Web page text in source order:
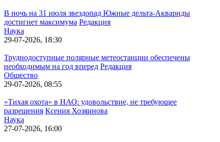
В ночь на 31 июля звездопад Южные дельта-Аквариды
достигнет максимума Редакция
Наука
29-07-2026, 18:30
Труднодоступные полярные метеостанции обеспечены
необходимым на год вперед Редакция
Общество
29-07-2026, 08:55
«Тихая охота» в НАО: удовольствие, не требующее
разрешения Ксения Хозяинова
Наука
27-07-2026, 16:00